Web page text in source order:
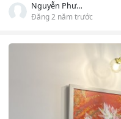
Nguyễn Phương Chi
Đăng 2 năm trước